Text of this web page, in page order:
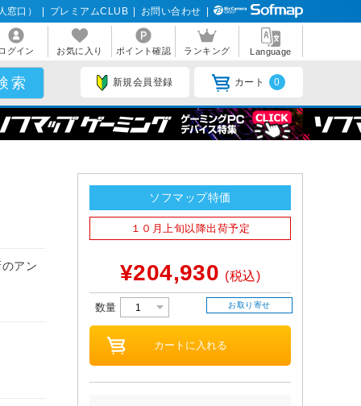
窓口） プレミアムCLUB お問い合わせ
ログイン お気に入り ポイント確認 ランキング Language
新規会員登録 カート 0
アン
ソフマップ特価
１０月上旬以降出荷予定
¥204,930 (税込)
数量 お取り寄せ